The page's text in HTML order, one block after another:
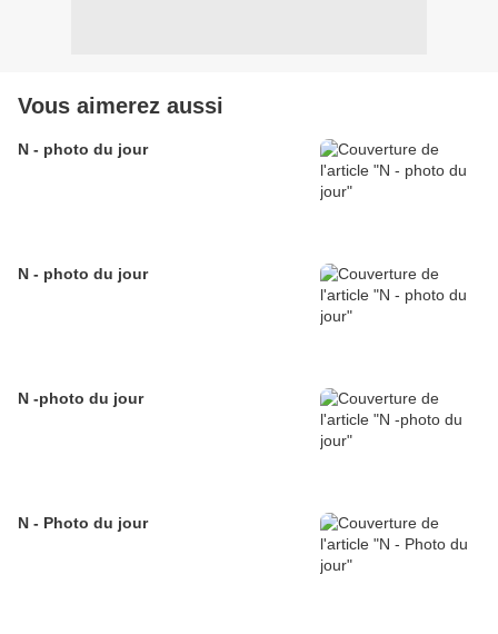
Vous aimerez aussi
N - photo du jour
N - photo du jour
N -photo du jour
N - Photo du jour